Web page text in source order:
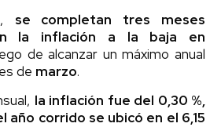
se completan tres meses
la inflación a la baja en
de alcanzar un máximo anual
de marzo.
la inflación fue del 0,30 %,
año corrido se ubicó en el 6,15